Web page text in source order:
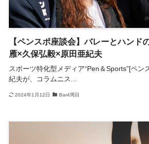
【ペンスポ座談会】バレーとハンド
雁×久保弘毅×原田亜紀夫
スポーツ特化型メディア“Pen＆Sports”[ペン
紀夫が、コラムニス...
2024年1月12日 Bar4周目